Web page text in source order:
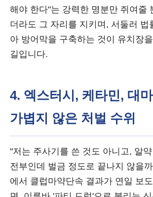
해야 한다"는 강력한 명분만 쥐여줄
더라도 그 자리를 지키며, 서둘러 법
아 방어막을 구축하는 것이 유치장
길입니다.
4. 엑스터시, 케타민, 대
가볍지 않은 처벌 수위
"저는 주사기를 쓴 것도 아니고, 알약
전부인데 벌금 정도로 끝나지 않을
에서 클럽마약단속 결과가 연일 보